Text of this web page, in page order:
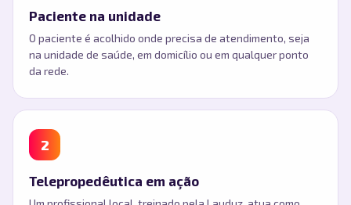
Paciente na unidade
O paciente é acolhido onde precisa de atendimento, seja
na unidade de saúde, em domicílio ou em qualquer ponto
da rede.
2
Telepropedêutica em ação